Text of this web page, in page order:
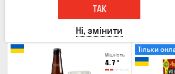
Міцність
4.7 °
Тільки
ТАК
Ні, змінити